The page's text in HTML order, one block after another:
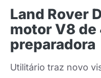
Land Rover
motor V8 de
preparadora
Utilitário traz novo